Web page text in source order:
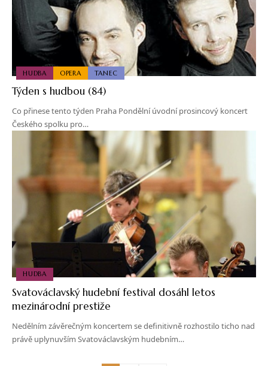
HUDBA OPERA TANEC
Týden s hudbou (84)
Co přinese tento týden Praha Pondělní úvodní prosincový koncert
Českého spolku pro…
HUDBA
Svatováclavský hudební festival dosáhl letos
mezinárodní prestiže
Nedělním závěrečným koncertem se definitivně rozhostilo ticho nad
právě uplynuvším Svatováclavským hudebním…